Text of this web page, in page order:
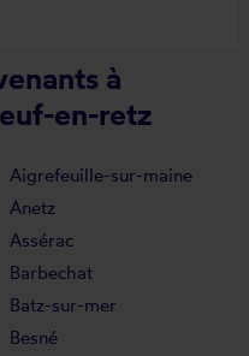
à
en-retz
Aigrefeuille-sur-maine
Anetz
Assérac
Barbechat
Batz-sur-mer
Besné